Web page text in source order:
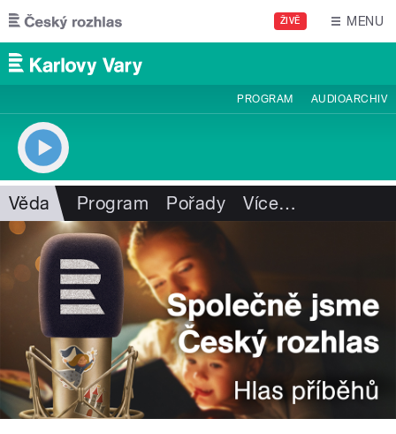
Přejít k hlavnímu obsahu
ŽIVĚ MENU
PROGRAM AUDIOARCHIV
Věda Program Pořady Více…